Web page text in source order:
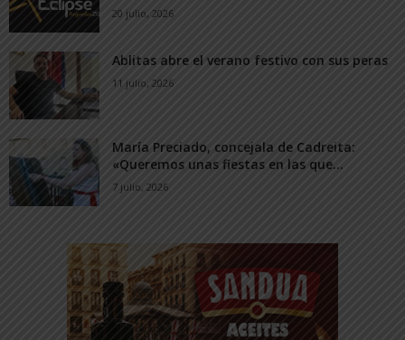
20 julio, 2026
Ablitas abre el verano festivo con sus peras
11 julio, 2026
María Preciado, concejala de Cadreita:
«Queremos unas fiestas en las que...
7 julio, 2026